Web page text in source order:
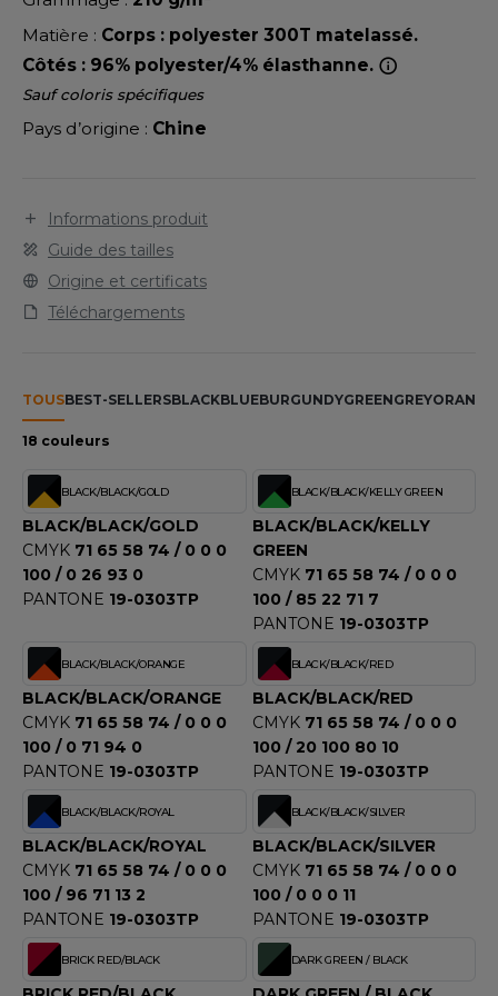
IN EUROPE
LABEL / TEAR AWAY
VETEMENTS
SHIRT
SHIRT
PROFESSIONNELLE
- BLOUSON
ROW
OF THE LOOM
OF THE LOOM VINTAGE
- BLANKS
COOL
T'S
SERIE
Matière : Corps : polyester 300T matelassé.
Côtés : 96% polyester/4% élasthanne.
Sauf coloris spécifiques
Pays d’origine : Chine
Informations produit
Guide des tailles
Origine et certificats
Téléchargements
TOUSBEST-SELLERSBLACKBLUEBURGUNDYGREENGREYORANGE
18 couleurs
BLACK/BLACK/GOLD
BLACK/BLACK/GOLD
CMYK 71 65 58 74 / 0 0 0
100 / 0 26 93 0
PANTONE 19-0303TP
BLACK/BLACK/KELLY GREEN
BLACK/BLACK/KELLY
GREEN
CMYK 71 65 58 74 / 0 0 0
100 / 85 22 71 7
PANTONE 19-0303TP
BLACK/BLACK/ORANGE
BLACK/BLACK/ORANGE
CMYK 71 65 58 74 / 0 0 0
100 / 0 71 94 0
PANTONE 19-0303TP
BLACK/BLACK/RED
BLACK/BLACK/RED
CMYK 71 65 58 74 / 0 0 0
100 / 20 100 80 10
PANTONE 19-0303TP
BLACK/BLACK/ROYAL
BLACK/BLACK/ROYAL
CMYK 71 65 58 74 / 0 0 0
100 / 96 71 13 2
PANTONE 19-0303TP
BLACK/BLACK/SILVER
BLACK/BLACK/SILVER
CMYK 71 65 58 74 / 0 0 0
100 / 0 0 0 11
PANTONE 19-0303TP
BRICK RED/BLACK DARK GREEN / BLACK